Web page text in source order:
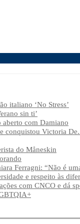
italiano ‘No Stress’
sin ti’
com Damiano
conquistou Victoria
do Måneskin
Ferragni: “Não é
e respeito às
com CNCO e dá